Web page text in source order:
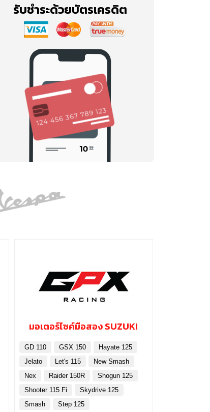
รับชำระด้วยบัตรเครดิต
มอเตอร์ไซค์มือสอง SUZUKI
GD 110 GSX 150
Hayate 125
Jelato
Let's 115
New Smash
Nex
Raider 150R
Shogun 125
Shooter 115 Fi
Skydrive 125
Smash
Step 125